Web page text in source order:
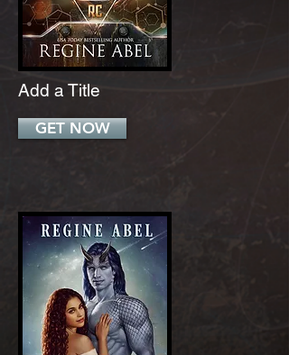
Add a Title
GET NOW